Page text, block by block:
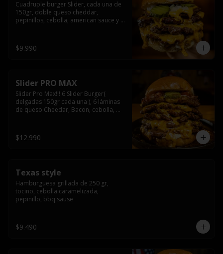
Cuadruple burger Slider, cada una de
150gr, doble queso cheddar,
pepinillos, cebolla, american sauce y
$9.990
Slider PRO MAX
Slider Pro Max!!! 6 Slider Burger(
delgadas 150gr cada una ), 6 láminas
de queso Cheedar, Bacon, cebolla,
$12.990
Texas style
Hamburguesa grillada de 250 gr,
tocino, cebolla caramelizada,
pepinillo, bbq sause
$9.490